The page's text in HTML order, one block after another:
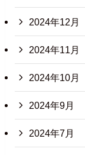
2024年12月
2024年11月
2024年10月
2024年9月
2024年7月